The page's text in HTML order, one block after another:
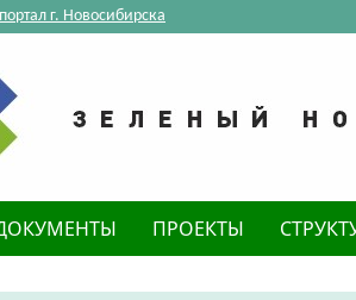
г. Новосибирска
ПРОЕКТЫ